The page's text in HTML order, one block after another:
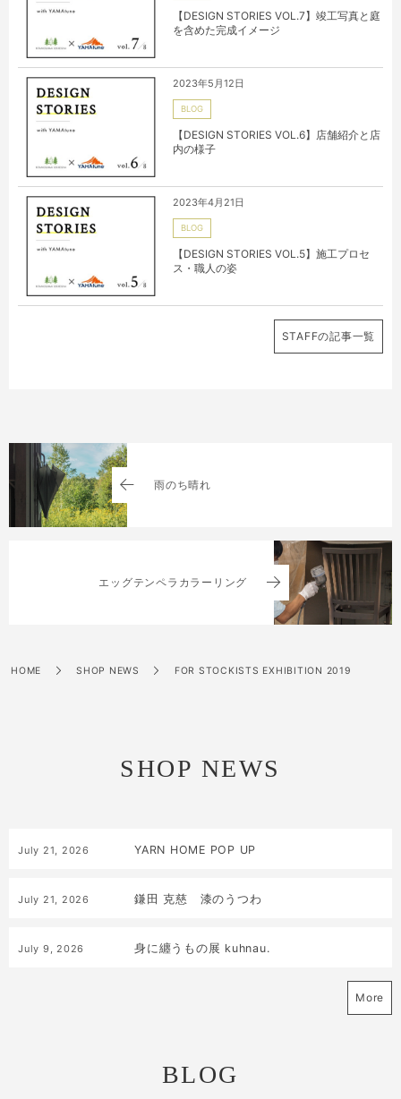
【DESIGN STORIES VOL.7】竣工写真と庭
を含めた完成イメージ
2023年5月12日
BLOG
【DESIGN STORIES VOL.6】店舗紹介と店
内の様子
2023年4月21日
BLOG
【DESIGN STORIES VOL.5】施工プロセ
ス・職人の姿
STAFFの記事一覧
雨のち晴れ
エッグテンペラカラーリング
HOME SHOP NEWS FOR STOCKISTS EXHIBITION 2019
SHOP NEWS
July 21, 2026 YARN HOME POP UP
July 21, 2026 鎌田 克慈 漆のうつわ
July 9 , 2026 身に纏うもの展 kuhnau.
More
BLOG